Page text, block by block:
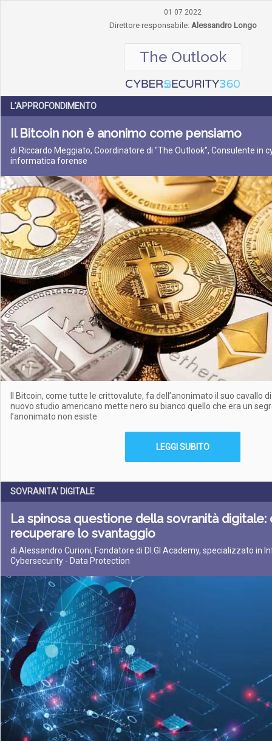
01 07 2022
Direttore responsabile: Alessandro Longo
The Outlook
L'APPROFONDIMENTO
Il Bitcoin non è anonimo come pensiamo
di Riccardo Meggiato, Coordinatore di "The Outlook", Consulente in
informatica forense
Il Bitcoin, come tutte le crittovalute, fa dell’anonimato il suo cavallo
nuovo studio americano mette nero su bianco quello che era un
l’anonimato non esiste
LEGGI SUBITO
SOVRANITA' DIGITALE
La spinosa questione della sovranità digitale:
recuperare lo svantaggio
di Alessandro Curioni, Fondatore di DI.GI Academy, specializzato in
Cybersecurity - Data Protection